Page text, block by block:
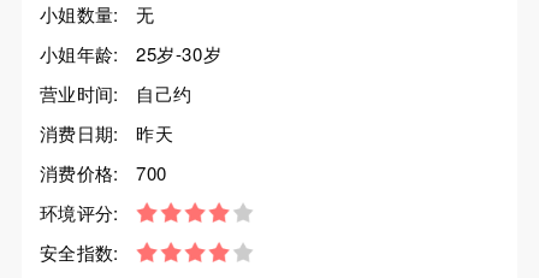
小姐数量:
无
小姐年龄:
25岁-30岁
营业时间:
自己约
消费日期:
昨天
消费价格:
700
环境评分:
安全指数: